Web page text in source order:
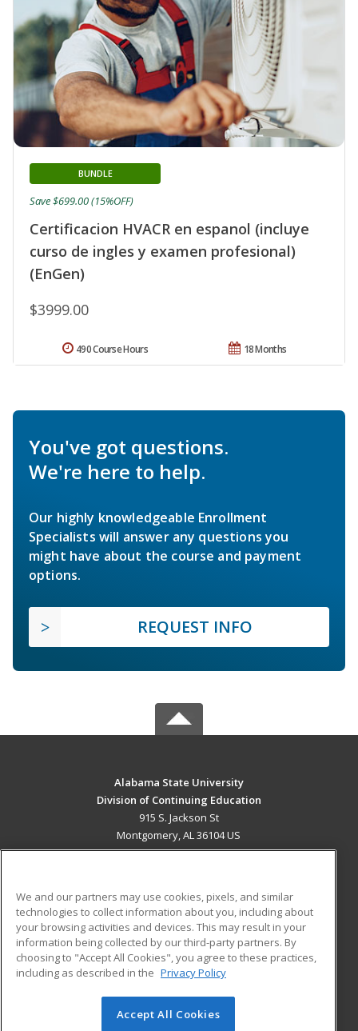
Certificacion HVACR en espanol (incluye
curso de ingles y examen profesional)
(EnGen)
BUNDLE
$3999.00
Save $699.00 (15%OFF)
18 Months
490 Course Hours
You've got questions.
We're here to help.
Our highly knowledgeable Enrollment
Specialists will answer any questions you
might have about the course and payment
options.
REQUEST INFO
Alabama State University
Division of Continuing Education
915 S. Jackson St
Montgomery, AL 36104 US
ADDITIONAL RESOURCES
Military
Financial Assistance
Help
Student Blog
© 2026 ed2go, a division of Cengage Learning. All rights
We and our partners may use cookies, pixels, and similar
technologies to collect information about you, including about
your browsing activities and devices. This may result in your
information being collected by our third-party partners. By
choosing to "Accept All Cookies", you agree to these practices,
including as described in the Privacy Policy
Accept All Cookies